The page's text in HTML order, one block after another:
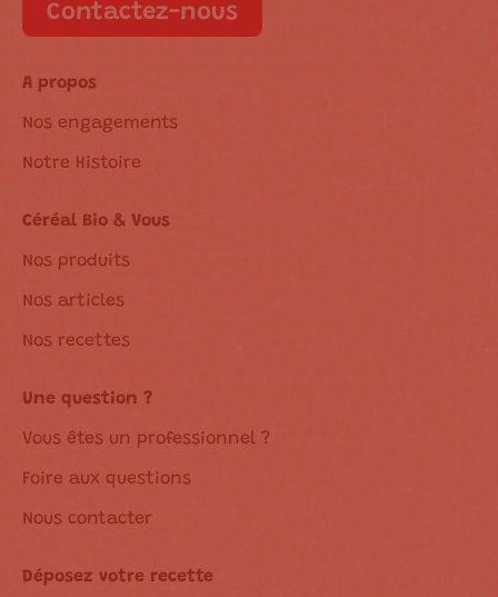
Contactez-nous
A propos
Nos engagements
Notre Histoire
Céréal Bio & Vous
Nos produits
Nos articles
Nos recettes
Une question ?
Vous êtes un professionnel ?
Foire aux questions
Nous contacter
Déposez votre recette